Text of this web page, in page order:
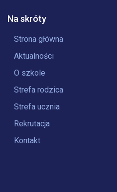
Na skróty
Strona główna
Aktualności
O szkole
Strefa rodzica
Strefa ucznia
Rekrutacja
Kontakt